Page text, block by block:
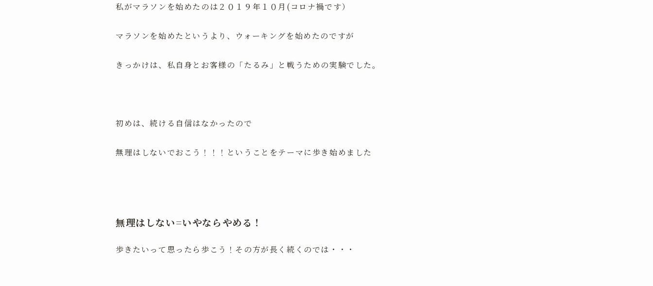
私がマラソンを始めたのは２０１９年１０月(コロナ禍です）
マラソンを始めたというより、ウォーキングを始めたのですが
きっかけは、私自身とお客様の「たるみ」と戦うための実験でした。
初めは、続ける自信はなかったので
無理はしないでおこう！！！ということをテーマに歩き始めました
無理はしない=いやならやめる！
歩きたいって思ったら歩こう！その方が長く続くのでは・・・